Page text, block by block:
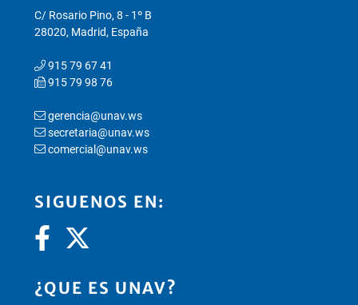
C/ Rosario Pino, 8 - 1º B
28020, Madrid, España
915 79 67 41
915 79 98 76
gerencia@unav.ws
secretaria@unav.ws
comercial@unav.ws
SIGUENOS EN:
¿QUE ES UNAV?